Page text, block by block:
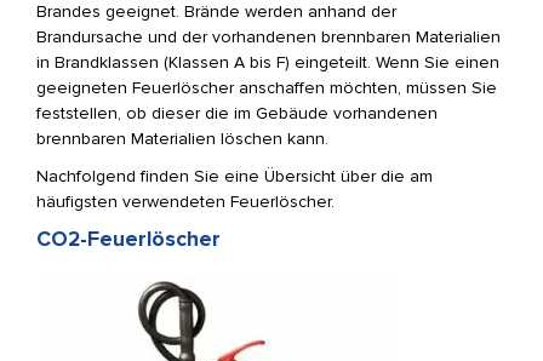
Brandes geeignet. Brände werden anhand der
Brandursache und der vorhandenen brennbaren Materialien
in Brandklassen (Klassen A bis F) eingeteilt. Wenn Sie einen
geeigneten Feuerlöscher anschaffen möchten, müssen Sie
feststellen, ob dieser die im Gebäude vorhandenen
brennbaren Materialien löschen kann.
Nachfolgend finden Sie eine Übersicht über die am
häufigsten verwendeten Feuerlöscher.
CO2-Feuerlöscher